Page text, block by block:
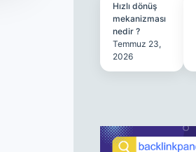
Hızlı dönüş
mekanizması
nedir ?
Temmuz 23,
2026